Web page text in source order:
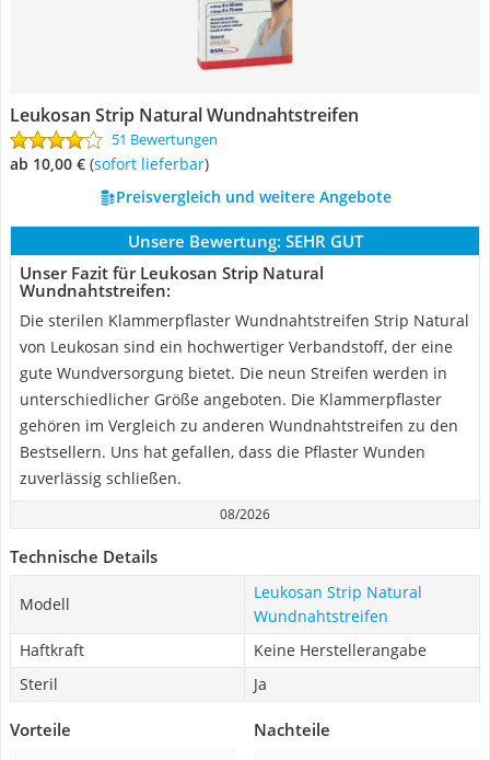
Leukosan Strip Natural Wundnahtstreifen
51 Bewertungen
ab 10,00 € ( Sofort lieferbar)
Preisvergleich und weitere Angebote
Unsere Bewertung: SEHR GUT
Unser Fazit für Leukosan Strip Natural
Wundnahtstreifen:
Die sterilen Klammerpflaster Wundnahtstreifen Strip Natural
von Leukosan sind ein hochwertiger Verbandstoff, der eine
gute Wundversorgung bietet. Die neun Streifen werden in
unterschiedlicher Größe angeboten. Die Klammerpflaster
gehören im Vergleich zu anderen Wundnahtstreifen zu den
Bestsellern. Uns hat gefallen, dass die Pflaster Wunden
zuverlässig schließen.
08/2026
Technische Details
Modell
Leukosan Strip Natural
Wundnahtstreifen
Haftkraft
Keine Herstellerangabe
Steril
Ja
Vorteile Nachteile